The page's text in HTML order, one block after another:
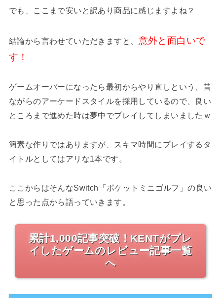
でも、ここまで安いと訳あり商品に感じますよね？
結論から言わせていただきますと、 意外と面白いで
す！
ゲームオーバーになったら最初からやり直しという、昔
ながらのアーケードスタイルを採用しているので、良い
ところまで進めた時は夢中でプレイしてしまいましたｗ
簡素な作りではありますが、スキマ時間にプレイするタ
イトルとしてはアリな1本です。
ここからはそんなSwitch「ポケットミニゴルフ」の良い
と思った点から語っていきます。
累計1,000記事突破！KENTがプレ
イしたゲームのレビュー記事一覧
へ